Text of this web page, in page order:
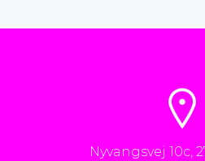
Nyvangsvej 10c,